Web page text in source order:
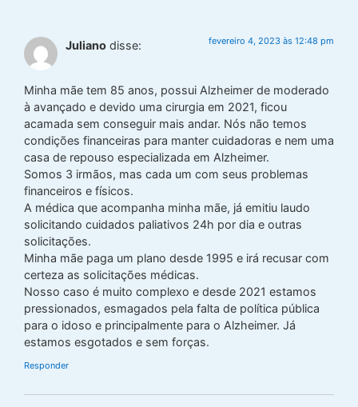
Juliano disse: fevereiro 4, 2023 às 12:48 pm
Minha mãe tem 85 anos, possui Alzheimer de moderado
à avançado e devido uma cirurgia em 2021, ficou
acamada sem conseguir mais andar. Nós não temos
condições financeiras para manter cuidadoras e nem uma
casa de repouso especializada em Alzheimer.
Somos 3 irmãos, mas cada um com seus problemas
financeiros e físicos.
A médica que acompanha minha mãe, já emitiu laudo
solicitando cuidados paliativos 24h por dia e outras
solicitações.
Minha mãe paga um plano desde 1995 e irá recusar com
certeza as solicitações médicas.
Nosso caso é muito complexo e desde 2021 estamos
pressionados, esmagados pela falta de política pública
para o idoso e principalmente para o Alzheimer. Já
estamos esgotados e sem forças.
Responder